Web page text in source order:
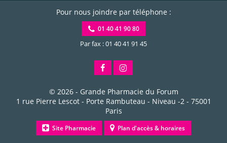
Pour nous joindre par téléphone :
01 40 41 90 80
Par fax : 01 40 41 91 45
© 2026 - Grande Pharmacie du Forum
1 rue Pierre Lescot - Porte Rambuteau - Niveau -2- 75001
Paris
Site Pharmacie Plan d'accès & horaires